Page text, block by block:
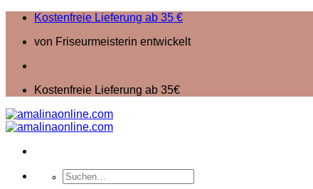
Zum
springen
Kostenfreie Lieferung ab 35 €
von Friseurmeisterin entwickelt
Kostenfreie Lieferung ab 35€
Suchen
nach: